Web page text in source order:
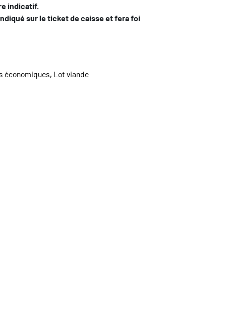
indicatif.
sur le ticket de caisse et fera foi
économiques, Lot viande